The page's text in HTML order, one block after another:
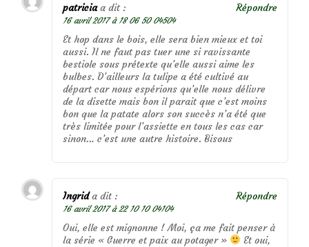
patricia a dit :
16 avril 2017 à 18 06 50 04504
Et hop dans le bois, elle sera bien mieux et toi
aussi. Il ne faut pas tuer une si ravissante
bestiole sous prétexte qu’elle aussi aime les
bulbes. D’ailleurs la tulipe a été cultivé au
départ car nous espérions qu’elle nous délivre
de la disette mais bon il parait que c’est moins
bon que la patate alors son succès n’a été que
très limitée pour l’assiette en tous les cas car
sinon… c’est une autre histoire. Bisous
Répondre
Ingrid a dit :
16 avril 2017 à 22 10 10 04104
Oui, elle est mignonne ! Moi, ça me fait penser à
la série « Guerre et paix au potager »
Et oui,
Répondre